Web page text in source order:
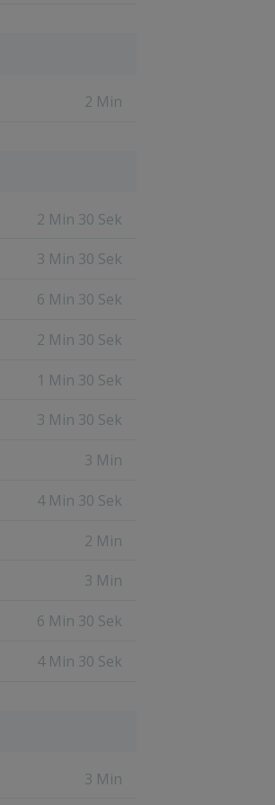
2 Min
2 Min 30 Sek
3 Min 30 Sek
6 Min 30 Sek
2 Min 30 Sek
1 Min 30 Sek
3 Min 30 Sek
3 Min
4 Min 30 Sek
2 Min
3 Min
6 Min 30 Sek
4 Min 30 Sek
3 Min